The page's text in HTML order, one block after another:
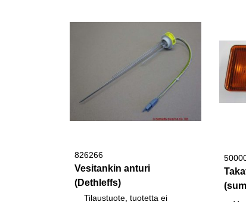
826266
Vesitankin anturi
(Dethleffs)
Tilaustuote, tuotetta ei